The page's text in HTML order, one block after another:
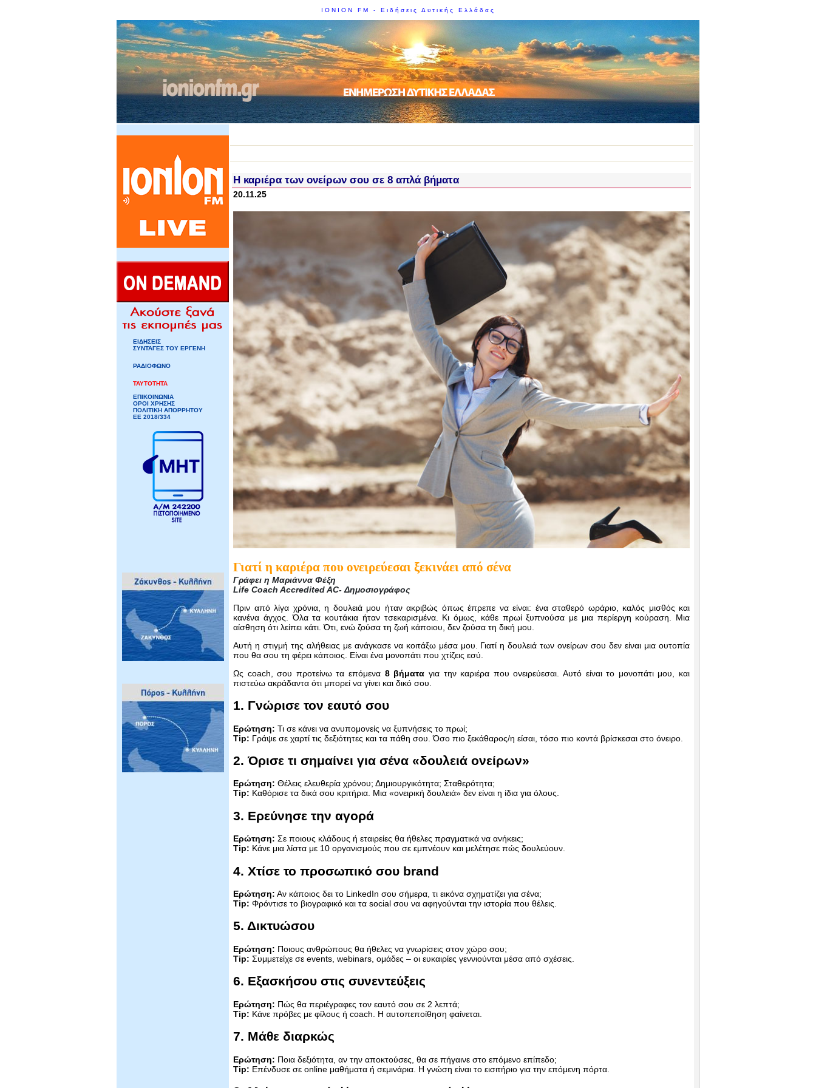
IONION FM - Ειδήσεις Δυτικής Ελλάδας
ΕΙΔΗΣΕΙΣ
ΣΥΝΤΑΓΕΣ ΤΟΥ ΕΡΓΕΝΗ
ΡΑΔΙΟΦΩΝΟ
ΤΑΥΤΟΤΗΤΑ
ΕΠΙΚΟΙΝΩΝΙΑ
ΟΡΟΙ ΧΡΗΣΗΣ
ΠΟΛΙΤΙΚΗ ΑΠΟΡΡΗΤΟΥ
ΕΕ 2018/334
Η καριέρα των ονείρων σου σε 8 απλά βήματα
20.11.25
Γιατί η καριέρα που ονειρεύεσαι ξεκινάει από σένα
Γράφει η Μαριάννα Φέξη
Life Coach Accredited AC- Δημοσιογράφος
Πριν από λίγα χρόνια, η δουλειά μου ήταν ακριβώς όπως έπρεπε να είναι: ένα σταθερό ωράριο, καλός μισθός και
κανένα άγχος. Όλα τα κουτάκια ήταν τσεκαρισμένα. Κι όμως, κάθε πρωί ξυπνούσα με μια περίεργη κούραση. Μια
αίσθηση ότι λείπει κάτι. Ότι, ενώ ζούσα τη ζωή κάποιου, δεν ζούσα τη δική μου.
Αυτή η στιγμή της αλήθειας με ανάγκασε να κοιτάξω μέσα μου. Γιατί η δουλειά των ονείρων σου δεν είναι μια ουτοπία
που θα σου τη φέρει κάποιος. Είναι ένα μονοπάτι που χτίζεις εσύ.
Ως coach, σου προτείνω τα επόμενα 8 βήματα για την καριέρα που ονειρεύεσαι. Αυτό είναι το μονοπάτι μου, και
πιστεύω ακράδαντα ότι μπορεί να γίνει και δικό σου.
1. Γνώρισε τον εαυτό σου
Ερώτηση: Τι σε κάνει να ανυπομονείς να ξυπνήσεις το πρωί;
Tip: Γράψε σε χαρτί τις δεξιότητες και τα πάθη σου. Όσο πιο ξεκάθαρος/η είσαι, τόσο πιο κοντά βρίσκεσαι στο όνειρο.
2. Όρισε τι σημαίνει για σένα «δουλειά ονείρων»
Ερώτηση: Θέλεις ελευθερία χρόνου; Δημιουργικότητα; Σταθερότητα;
Tip: Καθόρισε τα δικά σου κριτήρια. Μια «ονειρική δουλειά» δεν είναι η ίδια για όλους.
3. Ερεύνησε την αγορά
Ερώτηση: Σε ποιους κλάδους ή εταιρείες θα ήθελες πραγματικά να ανήκεις;
Tip: Κάνε μια λίστα με 10 οργανισμούς που σε εμπνέουν και μελέτησε πώς δουλεύουν.
4. Χτίσε το προσωπικό σου brand
Ερώτηση: Αν κάποιος δει το LinkedIn σου σήμερα, τι εικόνα σχηματίζει για σένα;
Tip: Φρόντισε το βιογραφικό και τα social σου να αφηγούνται την ιστορία που θέλεις.
5. Δικτυώσου
Ερώτηση: Ποιους ανθρώπους θα ήθελες να γνωρίσεις στον χώρο σου;
Tip: Συμμετείχε σε events, webinars, ομάδες – οι ευκαιρίες γεννιούνται μέσα από σχέσεις.
6. Εξασκήσου στις συνεντεύξεις
Ερώτηση: Πώς θα περιέγραφες τον εαυτό σου σε 2 λεπτά;
Tip: Κάνε πρόβες με φίλους ή coach. Η αυτοπεποίθηση φαίνεται.
7. Μάθε διαρκώς
Ερώτηση: Ποια δεξιότητα, αν την αποκτούσες, θα σε πήγαινε στο επόμενο επίπεδο;
Tip: Επένδυσε σε online μαθήματα ή σεμινάρια. Η γνώση είναι το εισιτήριο για την επόμενη πόρτα.